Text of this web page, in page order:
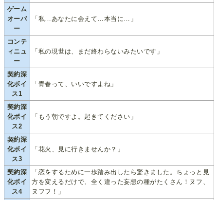
ゲーム
オーバ
ー
「私…あなたに会えて…本当に…」
コンテ
ィニュ
ー
「私の現世は、まだ終わらないみたいです」
契約深
化ボイ
ス1
「青春って、いいですよね」
契約深
化ボイ
ス2
「もう朝ですよ。起きてください」
契約深
化ボイ
ス3
「花火、見に行きませんか？」
契約深
化ボイ
ス4
「恋をするために一歩踏み出したら驚きました。ちょっと見
方を変えるだけで、全く違った妄想の種がたくさん！ヌフ、
ヌフフ！」